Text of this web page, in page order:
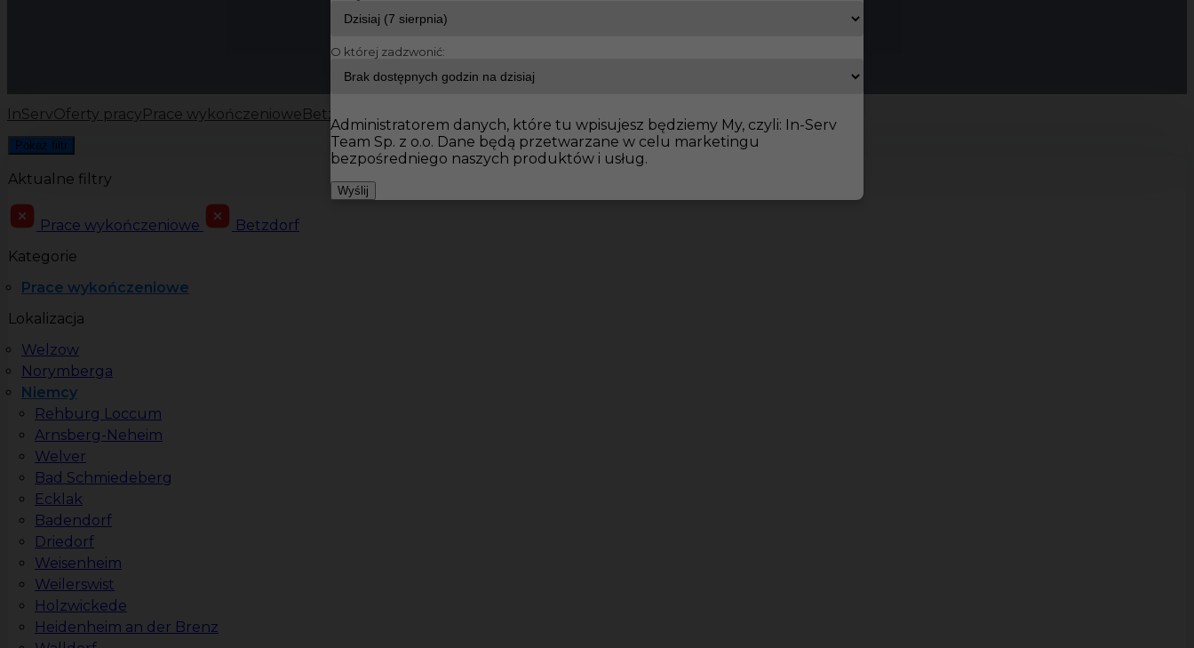
InServOferty pracy Prace wykończeniowe Betzdorf
Pokaż filtr
Aktualne filtry
Prace wykończeniowe
Betzdorf
Kategorie
Prace wykończeniowe
Lokalizacja
Welzow
Norymberga
Niemcy
Rehburg Loccum
Arnsberg-Neheim
Welver
Bad Schmiedeberg
Ecklak
Badendorf
Driedorf
Weisenheim
Weilerswist
Holzwickede
Heidenheim an der Brenz
O której zadzwonić:
Administratorem danych, które tu wpisujesz będziemy My, czyli: In-Serv
Team Sp. z o.o. Dane będą przetwarzane w celu marketingu
bezpośredniego naszych produktów i usług.
Wyślij